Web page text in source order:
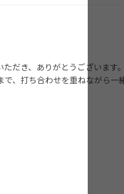
だき、ありがとうございます
、打ち合わせを重ねながら